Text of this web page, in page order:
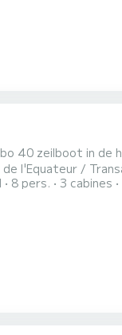
in de haven van Diélette
/ Transat
dubbele roeren /
8 pers. 3 cabines